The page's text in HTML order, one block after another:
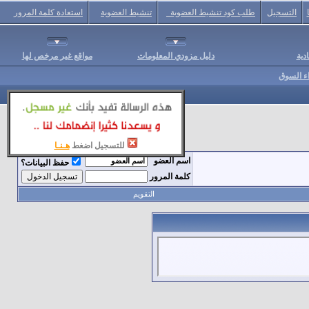
للتسجيل اضغط هـنـا
التسجيل طلب كود تنشيط العضوية تنشيط العضوية استعادة كلمة المرور
دليل مزودي المعلومات مواقع غير مرخص لها
السوق
اسم العضو
حفظ البيانات؟
كلمة المرور
التقويم